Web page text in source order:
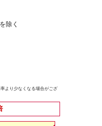
除く
より少なくなる場合がござ